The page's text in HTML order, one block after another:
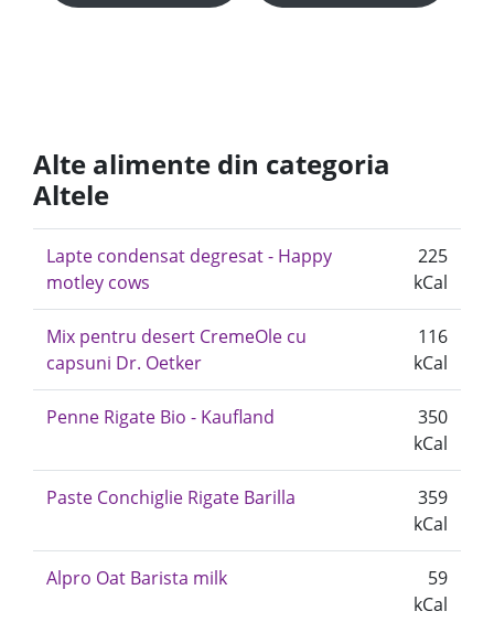
Alte alimente din categoria
Altele
Lapte condensat degresat - Happy
motley cows
225
kCal
Mix pentru desert CremeOle cu
capsuni Dr. Oetker
116
kCal
Penne Rigate Bio - Kaufland
350
kCal
Paste Conchiglie Rigate Barilla
359
kCal
Alpro Oat Barista milk
59
kCal